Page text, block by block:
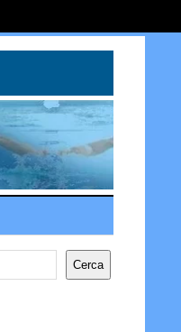
Cerca